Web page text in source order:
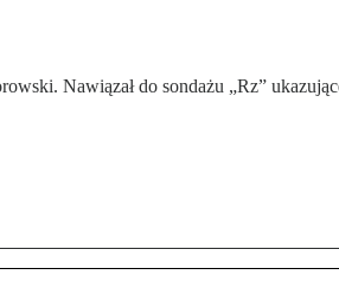
Nawiązał do sondażu „Rz”